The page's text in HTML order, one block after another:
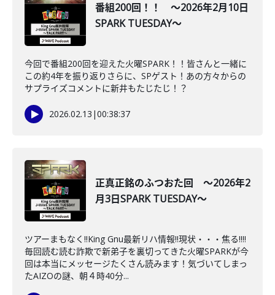
番組200回！！ ～2026年2月10日
SPARK TUESDAY～
今回で番組200回を迎えた火曜SPARK！！皆さんと一緒に
この約4年を振り返りさらに、SPゲスト！あの方々からの
サプライズコメントに新井もたじたじ！？
2026.02.13 |00:38:37
正真正銘のふつおた回 ～2026年2
月3日SPARK TUESDAY～
ツアーまもなく‼King Gnu最新リハ情報‼現状・・・焦る‼‼
毎回読む読む詐欺で新弟子を裏切ってきた火曜SPARKが今
回は本当にメッセージたくさん読みます！気づいてしまっ
たAIZOの謎、朝４時40分...